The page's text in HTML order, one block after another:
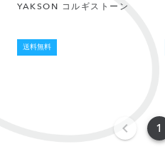
YAKSON コルギストーン
送料無料
1